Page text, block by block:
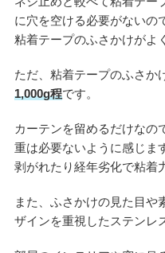
に穴を空ける必要がないの
粘着テープのふさかけがよ
ただ、粘着テープのふさか
1,000g程です。
カーテンを留めるだけなの
重は必要ないように感じま
剥がれたり経年劣化で粘着
また、ふさかけの見た目や
ザインを重視したステンレ